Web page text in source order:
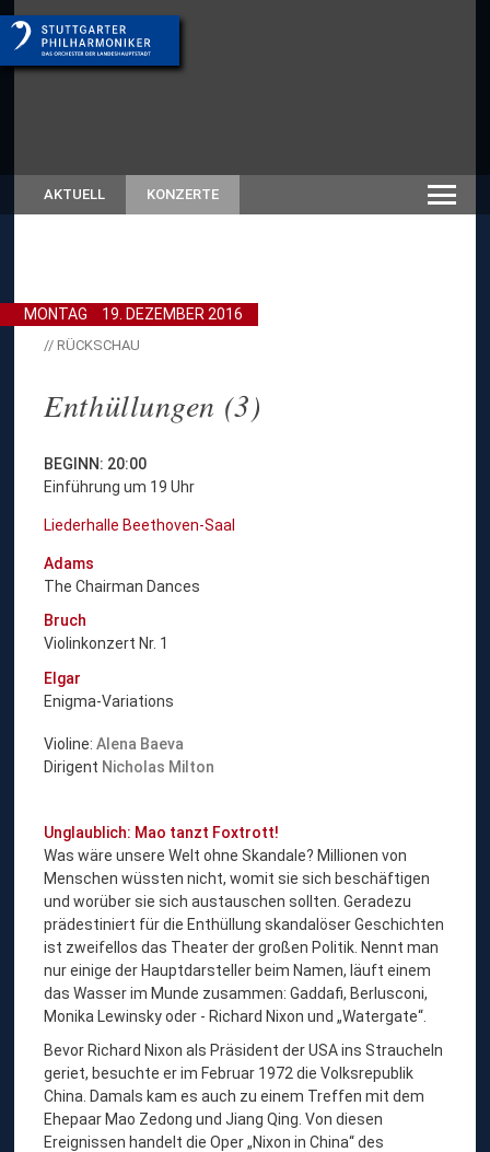
AKTUELL KONZERTE
MONTAG 19. DEZEMBER 2016
// RÜCKSCHAU
Enthüllungen (3)
BEGINN: 20:00
Einführung um 19 Uhr
Liederhalle Beethoven-Saal
Adams
The Chairman Dances
Bruch
Violinkonzert Nr. 1
Elgar
Enigma-Variations
Violine: Alena Baeva
Dirigent Nicholas Milton
Unglaublich: Mao tanzt Foxtrott!
Was wäre unsere Welt ohne Skandale? Millionen von
Menschen wüssten nicht, womit sie sich beschäftigen
und worüber sie sich austauschen sollten. Geradezu
prädestiniert für die Enthüllung skandalöser Geschichten
ist zweifellos das Theater der großen Politik. Nennt man
nur einige der Hauptdarsteller beim Namen, läuft einem
das Wasser im Munde zusammen: Gaddafi, Berlusconi,
Monika Lewinsky oder - Richard Nixon und „Watergate“.
Bevor Richard Nixon als Präsident der USA ins Straucheln
geriet, besuchte er im Februar 1972 die Volksrepublik
China. Damals kam es auch zu einem Treffen mit dem
Ehepaar Mao Zedong und Jiang Qing. Von diesen
Ereignissen handelt die Oper „Nixon in China“ des